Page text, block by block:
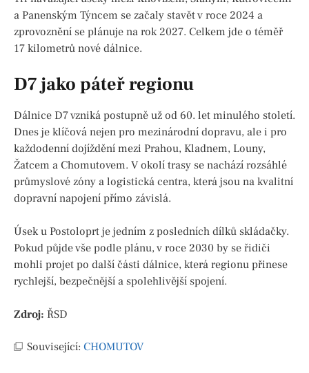
a Panenským Týncem se začaly stavět v roce 2024 a
zprovoznění se plánuje na rok 2027. Celkem jde o téměř
17 kilometrů nové dálnice.
D7 jako páteř regionu
Dálnice D7 vzniká postupně už od 60. let minulého století.
Dnes je klíčová nejen pro mezinárodní dopravu, ale i pro
každodenní dojíždění mezi Prahou, Kladnem, Louny,
Žatcem a Chomutovem. V okolí trasy se nachází rozsáhlé
průmyslové zóny a logistická centra, která jsou na kvalitní
dopravní napojení přímo závislá.
Úsek u Postoloprt je jedním z posledních dílků skládačky.
Pokud půjde vše podle plánu, v roce 2030 by se řidiči
mohli projet po další části dálnice, která regionu přinese
rychlejší, bezpečnější a spolehlivější spojení.
Zdroj: ŘSD
Související: CHOMUTOV